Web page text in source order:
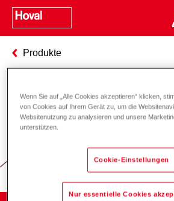
Produkte
Verantwortung für
Wenn Sie auf „Alle Cookies akzeptieren“ klicken,
von Cookies auf Ihrem Gerät zu, um die
Websitenutzung zu analysieren und unsere
unterstützen.
Cookie-Einstellungen
Nur essentielle Cookies